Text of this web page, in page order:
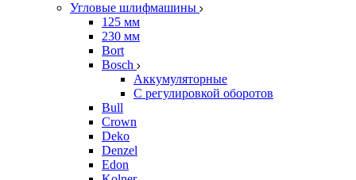
Угловые шлифмашины
125 мм
230 мм
Bort
Bosch
Аккумуляторные
С регулировкой оборотов
Bull
Crown
Deko
Denzel
Edon